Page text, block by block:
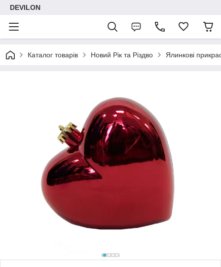
DEVILON
Каталог товарів Новий Рік та Різдво Ялинкові